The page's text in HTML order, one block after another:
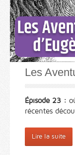
Les
Épisode 23 :
récentes
Lire la suite